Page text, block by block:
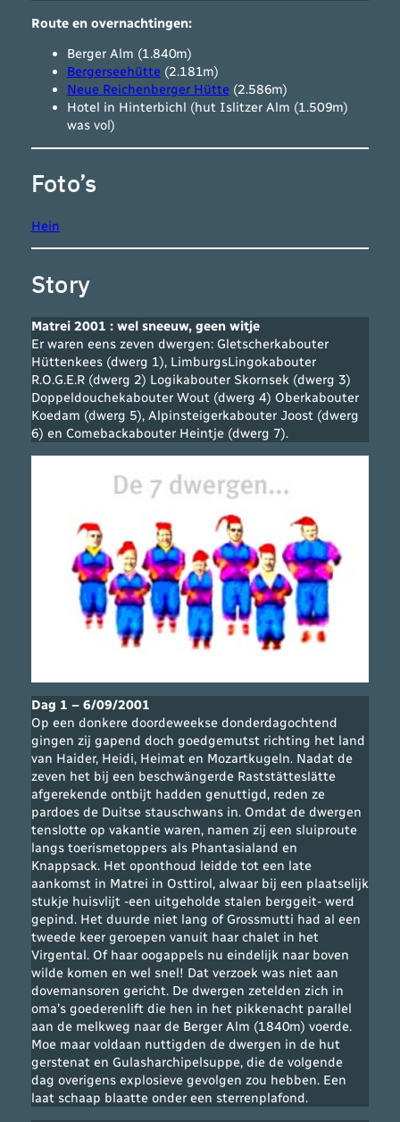
Route en overnachtingen:
Berger Alm (1.840m)
Bergerseehütte(2.181m)
Neue Reichenberger Hütte(2.586m)
Hotel in Hinterbichl (hut Islitzer Alm (1.509m)
was vol)
Foto’s
Hein
Story
Matrei 2001 : wel sneeuw, geen witje
Er waren eens zeven dwergen: Gletscherkabouter
Hüttenkees (dwerg 1), LimburgsLingokabouter
R.O.G.E.R (dwerg 2) Logikabouter Skornsek (dwerg 3)
Doppeldouchekabouter Wout (dwerg 4) Oberkabouter
Koedam (dwerg 5), Alpinsteigerkabouter Joost (dwerg
6) en Comebackabouter Heintje (dwerg 7).
Dag 1 – 6/09/2001
Op een donkere doordeweekse donderdagochtend
gingen zij gapend doch goedgemutst richting het land
van Haider, Heidi, Heimat en Mozartkugeln. Nadat de
zeven het bij een beschwängerde Raststätteslätte
afgerekende ontbijt hadden genuttigd, reden ze
pardoes de Duitse stauschwans in. Omdat de dwergen
tenslotte op vakantie waren, namen zij een sluiproute
langs toerismetoppers als Phantasialand en
Knappsack. Het oponthoud leidde tot een late
aankomst in Matrei in Osttirol, alwaar bij een plaatselijk
stukje huisvlijt -een uitgeholde stalen berggeit- werd
gepind. Het duurde niet lang of Grossmutti had al een
tweede keer geroepen vanuit haar chalet in het
Virgental. Of haar oogappels nu eindelijk naar boven
wilde komen en wel snel! Dat verzoek was niet aan
dovemansoren gericht. De dwergen zetelden zich in
oma’s goederenlift die hen in het pikkenacht parallel
aan de melkweg naar de Berger Alm (1840m) voerde.
Moe maar voldaan nuttigden de dwergen in de hut
gerstenat en Gulasharchipelsuppe, die de volgende
dag overigens explosieve gevolgen zou hebben. Een
laat schaap blaatte onder een sterrenplafond.